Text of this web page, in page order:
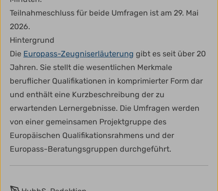
Teilnahmeschluss für beide Umfragen ist am 29. Mai
2026.
Hintergrund
Die Europass-Zeugniserläuterung gibt es seit über 20
Jahren. Sie stellt die wesentlichen Merkmale
beruflicher Qualifikationen in komprimierter Form dar
und enthält eine Kurzbeschreibung der zu
erwartenden Lernergebnisse. Die Umfragen werden
von einer gemeinsamen Projektgruppe des
Europäischen Qualifikationsrahmens und der
Europass-Beratungsgruppen durchgeführt.